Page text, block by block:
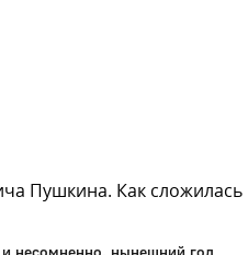
Пушкина. Как сложилась
несомненно, нынешний год